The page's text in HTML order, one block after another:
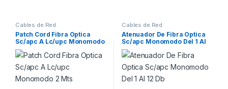
Cables de Red
Patch Cord Fibra Optica
Sc/apc A Lc/upc Monomodo
2 Mts
Cables de Red
Atenuador De Fibra Optica
Sc/apc Monomodo Del 1 Al
12 Db